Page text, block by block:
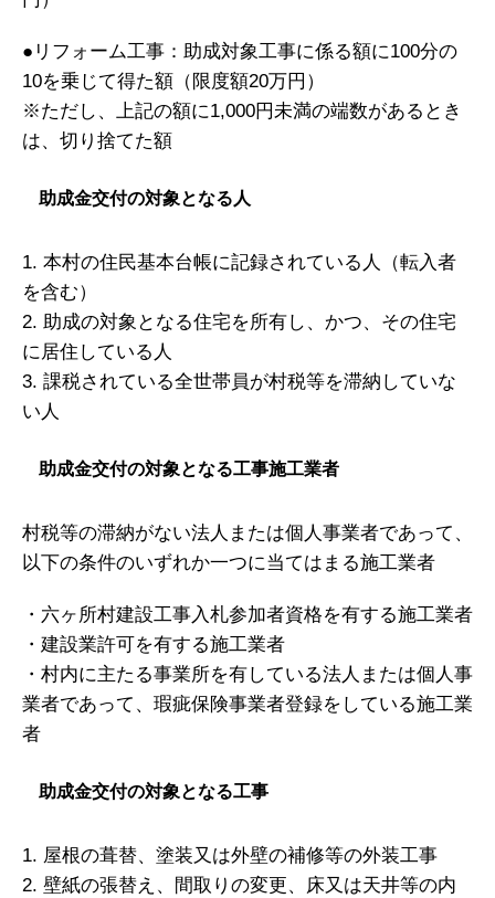
●リフォーム工事：助成対象工事に係る額に100分の
10を乗じて得た額（限度額20万円）
※ただし、上記の額に1,000円未満の端数があるとき
は、切り捨てた額
助成金交付の対象となる人
1. 本村の住民基本台帳に記録されている人（転入者
を含む）
2. 助成の対象となる住宅を所有し、かつ、その住宅
に居住している人
3. 課税されている全世帯員が村税等を滞納していな
い人
助成金交付の対象となる工事施工業者
村税等の滞納がない法人または個人事業者であって、
以下の条件のいずれか一つに当てはまる施工業者
・六ヶ所村建設工事入札参加者資格を有する施工業者
・建設業許可を有する施工業者
・村内に主たる事業所を有している法人または個人事
業者であって、瑕疵保険事業者登録をしている施工業
者
助成金交付の対象となる工事
1. 屋根の葺替、塗装又は外壁の補修等の外装工事
2. 壁紙の張替え、間取りの変更、床又は天井等の内